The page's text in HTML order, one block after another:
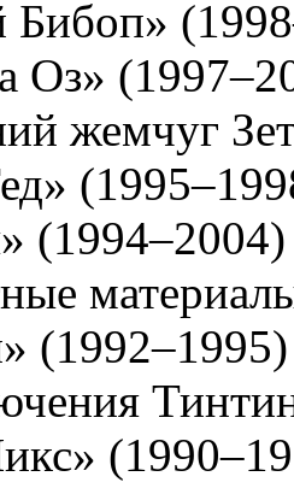
Бибоп»
Оз»
жемчуг
(1994–2004)
(1992–1995)